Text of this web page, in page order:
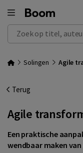
Zoek op titel, auteur,
Solingen Agile
Terug
Agile
Een praktische
wendbaar maken